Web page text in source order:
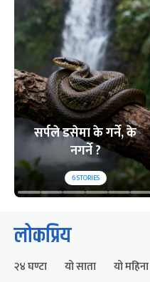
सर्पले डसेमा के गर्ने, के
नगर्ने ?
6STORIES
लोकप्रिय
२४ घण्टा यो साता यो महिना